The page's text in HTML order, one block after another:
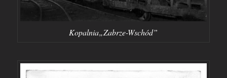
Kopalnia„Zabrze-Wschód”